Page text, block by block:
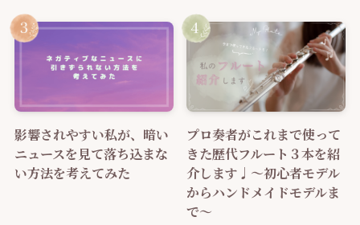
影響されやすい私が、暗い
ニュースを見て落ち込まな
い方法を考えてみた
プロ奏者がこれまで使って
きた歴代フルート３本を紹
介します♩～初心者モデル
からハンドメイドモデルま
で～